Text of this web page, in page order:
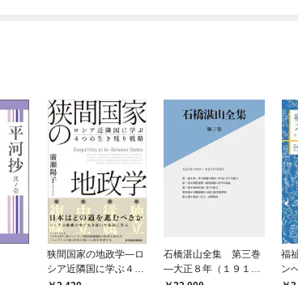
狭間国家の地政学―ロ
シア近隣国に学ぶ４つ
石橋湛山全集 第三巻
―大正８年（１９１
福
ン